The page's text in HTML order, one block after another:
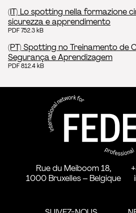
(IT) Lo spotting nella formazione
sicurezza e apprendimento
PDF 752.3 kB
(PT) Spotting no Treinamento de
Segurança e Aprendizagem
PDF 812.4 kB
Rue du Meiboom 18,
1000 Bruxelles – Belgique